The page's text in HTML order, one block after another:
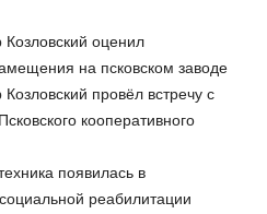
оценил
на псковском заводе
провёл встречу с
кооперативного
появилась в
реабилитации